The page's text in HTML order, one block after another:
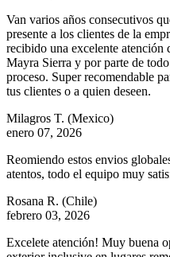
Van varios años consecutivos
presente a los clientes de la
recibido una excelente atención
Mayra Sierra y por parte de
proceso. Super recomendable
tus clientes o a quien deseen.
Milagros T. (Mexico)
enero 07, 2026
Reomiendo estos envios
atentos, todo el equipo muy
Rosana R. (Chile)
febrero 03, 2026
Excelete atención! Muy buena